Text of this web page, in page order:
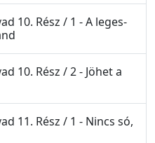
10. Rész / 1 - A leges-
10. Rész / 2 - Jöhet a
11. Rész / 1 - Nincs só,